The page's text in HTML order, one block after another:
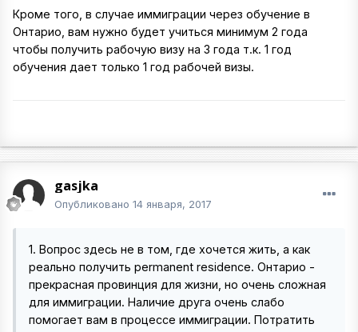
Кроме того, в случае иммиграции через обучение в
Онтарио, вам нужно будет учиться минимум 2 года
чтобы получить рабочую визу на 3 года т.к. 1 год
обучения дает только 1 год рабочей визы.
gasjka
Опубликовано 14 января, 2017
1. Вопрос здесь не в том, где хочется жить, а как
реально получить permanent residence. Онтарио -
прекрасная провинция для жизни, но очень сложная
для иммиграции. Наличие друга очень слабо
помогает вам в процессе иммиграции. Потратить